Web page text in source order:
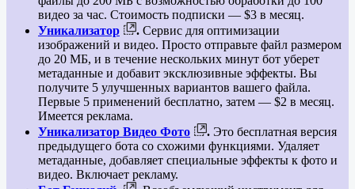
видео за час. Стоимость подписки — $3 в месяц.
Уникализатор
. Сервис для оптимизации
изображений и видео. Просто отправьте файл размером
до 20 МБ, и в течение нескольких минут бот уберет
метаданные и добавит эксклюзивные эффекты. Вы
получите 5 улучшенных вариантов вашего файла.
Первые 5 применений бесплатно, затем — $2 в месяц.
Имеется реклама.
Уникализатор Видео Фото
. Это бесплатная версия
предыдущего бота со схожими функциями. Удаляет
метаданные, добавляет специальные эффекты к фото и
видео. Включает рекламу.